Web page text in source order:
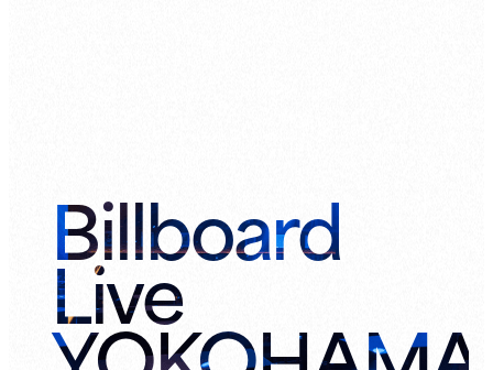
Billboard
Live